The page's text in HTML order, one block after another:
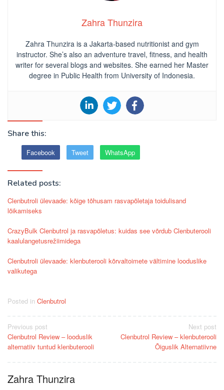
Zahra Thunzira
Zahra Thunzira is a Jakarta-based nutritionist and gym
instructor. She’s also an adventure travel, fitness, and health
writer for several blogs and websites. She earned her Master
degree in Public Health from University of Indonesia.
Share this:
Facebook Tweet WhatsApp
Related posts:
Clenbutroli ülevaade: kõige tõhusam rasvapõletaja toidulisand
lõikamiseks
CrazyBulk Clenbutrol ja rasvapõletus: kuidas see võrdub Clenbuterooli
kaalulangetusrežiimidega
Clenbutroli ülevaade: klenbuterooli kõrvaltoimete vältimine looduslike
valikutega
Posted in Clenbutrol
Post
navigation
Previous post
Clenbutrol Review – looduslik
alternatiiv tuntud klenbuterooli
Next post
Clenbutrol Review – klenbuterooli
Õiguslik Alternatiivne
Zahra Thunzira